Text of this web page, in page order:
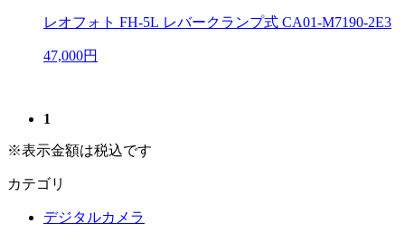
レオフォト FH-5L レバークランプ式 CA01-M7190-2E3
47,000円
1
※表示金額は税込です
カテゴリ
デジタルカメラ